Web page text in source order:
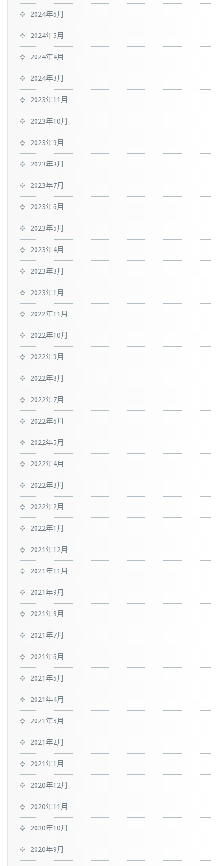
2024年6月
2024年5月
2024年4月
2024年3月
2023年11月
2023年10月
2023年9月
2023年8月
2023年7月
2023年6月
2023年5月
2023年4月
2023年3月
2023年1月
2022年11月
2022年10月
2022年9月
2022年8月
2022年7月
2022年6月
2022年5月
2022年4月
2022年3月
2022年2月
2022年1月
2021年12月
2021年11月
2021年9月
2021年8月
2021年7月
2021年6月
2021年5月
2021年4月
2021年3月
2021年2月
2021年1月
2020年12月
2020年11月
2020年10月
2020年9月